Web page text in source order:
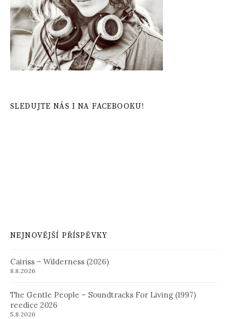
SLEDUJTE NÁS I NA FACEBOOKU!
NEJNOVĚJŠÍ PŘÍSPĚVKY
Cairiss – Wilderness (2026)
8.8.2026
The Gentle People – Soundtracks For Living (1997)
reedice 2026
5.8.2026